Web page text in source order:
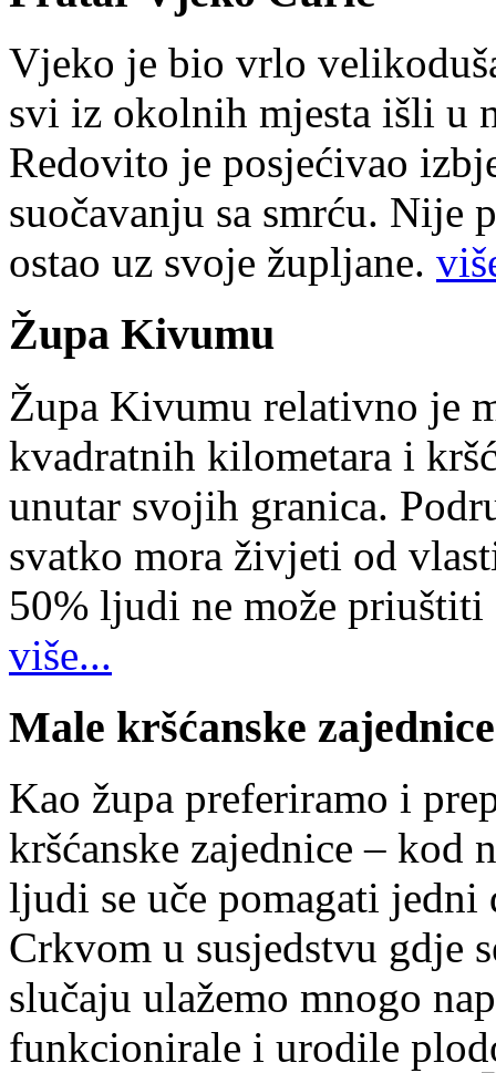
Vjeko je bio vrlo
svi iz okolnih mjesta išli u
Redovito je posjećivao
suočavanju sa smrću. Nije
ostao uz svoje župljane.
Župa Kivumu
Župa Kivumu relativno je
kvadratnih kilometara i
unutar svojih granica.
svatko mora živjeti od
50% ljudi ne može
više...
Male kršćanske zajednice
Kao župa preferiramo i
kršćanske zajednice – kod
ljudi se uče pomagati
Crkvom u susjedstvu gdje
slučaju ulažemo mnogo
funkcionirale i urodile